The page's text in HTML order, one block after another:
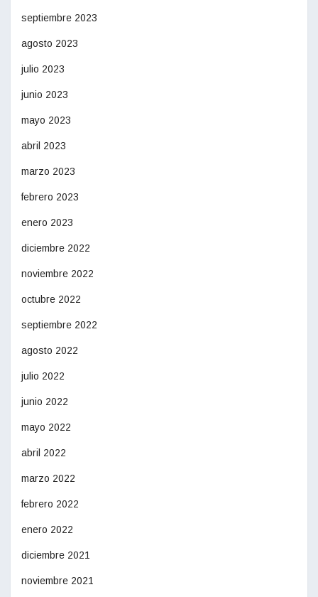
septiembre 2023
agosto 2023
julio 2023
junio 2023
mayo 2023
abril 2023
marzo 2023
febrero 2023
enero 2023
diciembre 2022
noviembre 2022
octubre 2022
septiembre 2022
agosto 2022
julio 2022
junio 2022
mayo 2022
abril 2022
marzo 2022
febrero 2022
enero 2022
diciembre 2021
noviembre 2021